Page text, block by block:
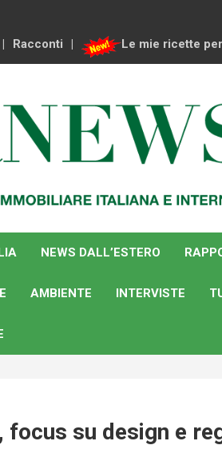
Racconti Le mie ricette
NEWS DALL’ESTERO
AMBIENTE INTERVISTE
su design e